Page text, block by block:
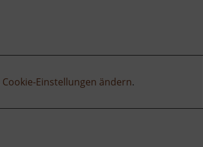
Cookie-Einstellungen ändern.